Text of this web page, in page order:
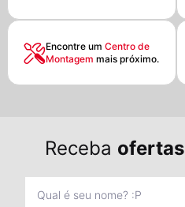
Encontre umCentro de
Montagemmais próximo.
Receba ofertas